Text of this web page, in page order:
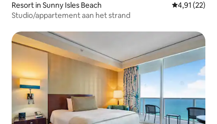
Resort in Sunny Isles Beach Gemiddelde
4,91 (22)
Studio/appartement aan het strand